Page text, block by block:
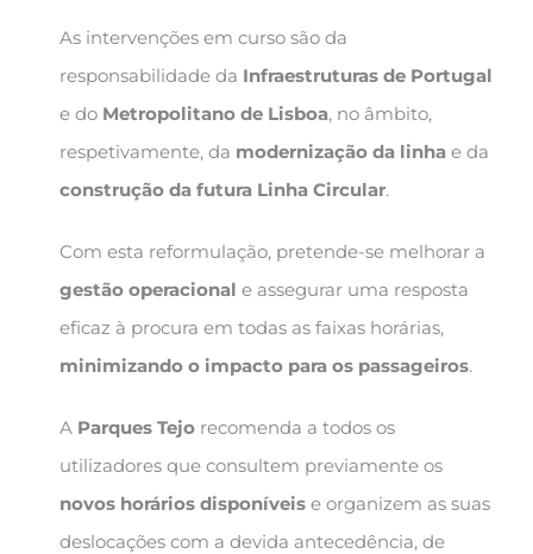
As intervenções em curso são da
responsabilidade da Infraestruturas de Portugal
e do Metropolitano de Lisboa, no âmbito,
respetivamente, da modernização da linhae da
construção da futura Linha Circular.
Com esta reformulação, pretende-se melhorar a
gestão operacional e assegurar uma resposta
eficaz à procura em todas as faixas horárias,
minimizando o impacto para os passageiros.
A Parques Tejorecomenda a todos os
utilizadores que consultem previamente os
novos horários disponíveise organizem as suas
deslocações com a devida antecedência, de